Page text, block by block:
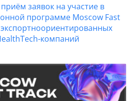
заявок на участие в
программе Moscow Fast
компаний